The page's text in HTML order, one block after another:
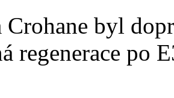
Crohane byl
regenerace po